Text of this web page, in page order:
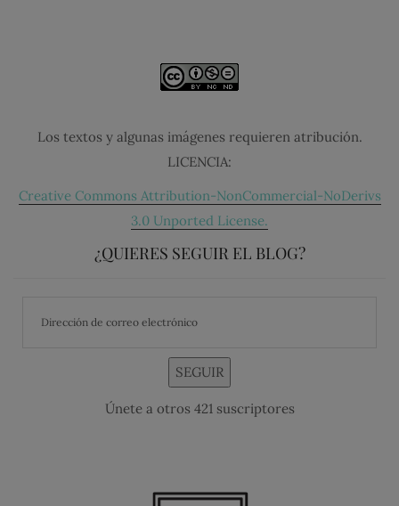
Los textos y algunas imágenes requieren atribución.
LICENCIA:
Creative Commons Attribution-NonCommercial-NoDerivs
3.0 Unported License.
¿QUIERES SEGUIR EL BLOG?
SEGUIR
Únete a otros 421 suscriptores